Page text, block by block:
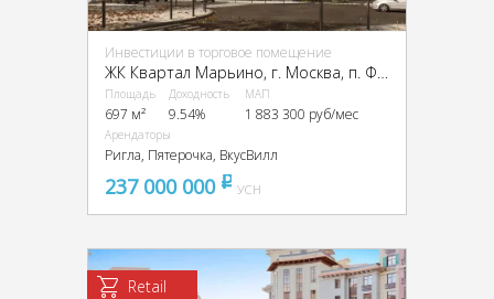
Инвестиции в торговое помещение
ЖК Квартал Марьино, г. Москва, п. Филимонковское, ЖК Квартал Марьино, к1
Площадь
697 м²
Доходность
9.54%
МАП
1 883 300 руб/мес
Арендаторы
Ригла, Пятерочка, ВкусВилл
237 000 000 pуб
УСН
Retail